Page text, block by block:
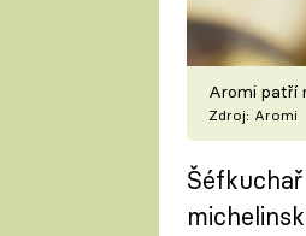
Aromi patří
Zdroj: Aromi